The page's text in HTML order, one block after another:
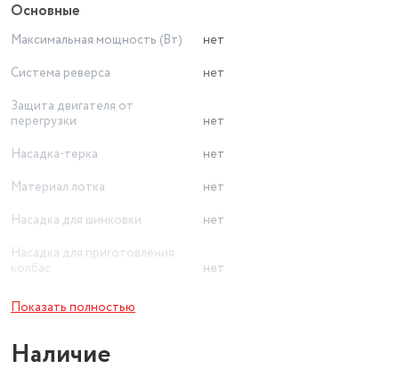
Основные
Максимальная мощность (Вт)
нет
Система реверса
нет
Защита двигателя от
перегрузки
нет
Насадка-терка
нет
Материал лотка
нет
Насадка для шинковки
нет
Насадка для приготовления
колбас
нет
Насадка-соковыжималка
Показать полностью
Наличие